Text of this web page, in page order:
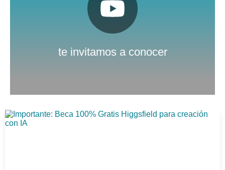
te invitamos a conocer
Pulsa aquí